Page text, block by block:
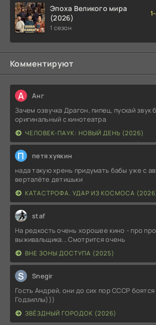
Эпоха Великого мира
(2026)
1 сезон
Комментируют
А Анг
Зачем озвучка Драгон, пипец, пускай звук
оригинальный с кинотеатра
ЧЕЛОВЕК-ПАУК: НОВЫЙ ДЕНЬ (2026)
П петя хуякин
нада такую хрень придумать бабы уже с
верталёте детишьки
КАТАСТРОФА. УДАР ИЗ КОСМОСА
staf
На редкость очень хорошее кино - про
выживальщика... Смотрится очень
ВНЕ ЗОНЫ ДОСТУПА (2025)
S Snegir
Гость Андрей, они до сих пор СССР
Годзиллы)))
ЗВЁЗДНЫЙ ГОРОДОК (2026)